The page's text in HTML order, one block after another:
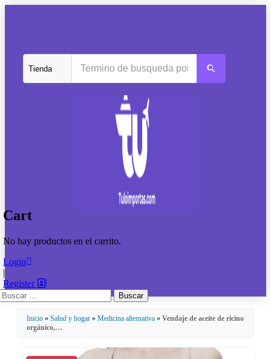
Cart
No hay productos en el carrito.
Login
|
Register
Inicio » Salud y hogar » Medicina alternativa » Vendaje de aceite de ricino
orgánico,…